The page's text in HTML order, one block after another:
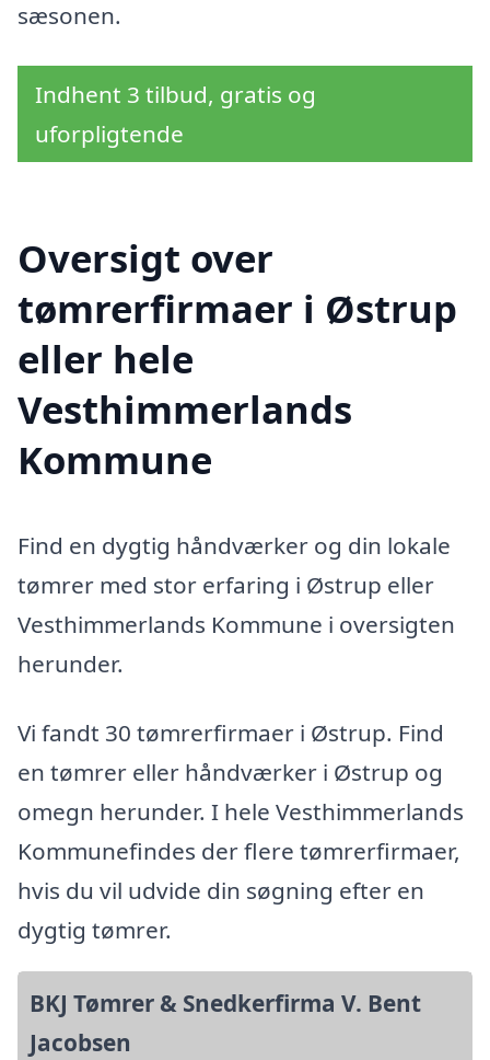
sæsonen.
Indhent 3 tilbud, gratis og
uforpligtende
Oversigt over
tømrerfirmaer i Østrup
eller hele
Vesthimmerlands
Kommune
Find en dygtig håndværker og din lokale
tømrer med stor erfaring i Østrup eller
Vesthimmerlands Kommune i oversigten
herunder.
Vi fandt 30 tømrerfirmaer i Østrup. Find
en tømrer eller håndværker i Østrup og
omegn herunder. I hele Vesthimmerlands
Kommunefindes der flere tømrerfirmaer,
hvis du vil udvide din søgning efter en
dygtig tømrer.
BKJ Tømrer & Snedkerfirma V. Bent
Jacobsen